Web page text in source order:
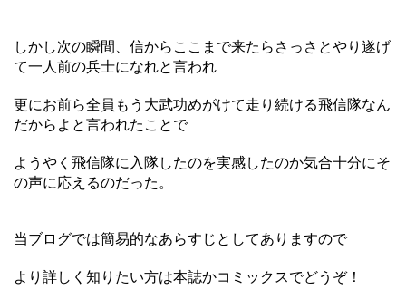
しかし次の瞬間、信からここまで来たらさっさとやり遂げ
て一人前の兵士になれと言われ
更にお前ら全員もう大武功めがけて走り続ける飛信隊なん
だからよと言われたことで
ようやく飛信隊に入隊したのを実感したのか気合十分にそ
の声に応えるのだった。
当ブログでは簡易的なあらすじとしてありますので
より詳しく知りたい方は本誌かコミックスでどうぞ！